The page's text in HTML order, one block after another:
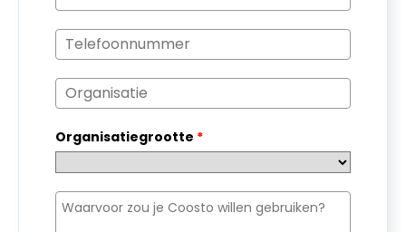
Organisatiegrootte *